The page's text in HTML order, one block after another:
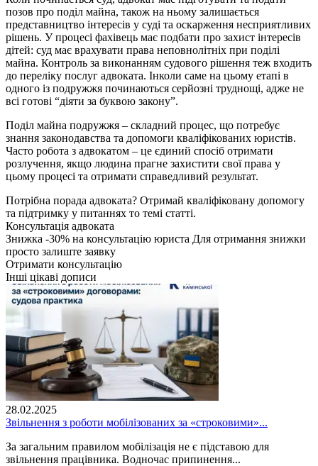
позов про поділ майна, також на ньому залишається
представництво інтересів у суді та оскарження несприятливих
рішень. У процесі фахівець має подбати про захист інтересів
дітей: суд має врахувати права неповнолітніх при поділі
майна. Контроль за виконанням судового рішення теж входить
до переліку послуг адвоката. Інколи саме на цьому етапі в
одного із подружжя починаються серйозні труднощі, адже не
всі готові “діяти за буквою закону”.
Поділ майна подружжя – складний процес, що потребує
знання законодавства та допомоги кваліфікованих юристів.
Часто робота з адвокатом – це єдиний спосіб отримати
розлучення, якщо людина прагне захистити свої права у
цьому процесі та отримати справедливий результат.
Потрібна порада адвоката? Отримай кваліфіковану допомогу
та підтримку у питаннях то темі статті.
Консультація адвоката
Знижка -30% на консультацію юриста Для отримання знижки
просто залиште заявку
Отримати консультацію
Інші цікаві дописи
28.02.2025
Звільнення з роботи мобілізованих за «строковими»...
За загальним правилом мобілізація не є підставою для
звільнення працівника. Водночас припинення...